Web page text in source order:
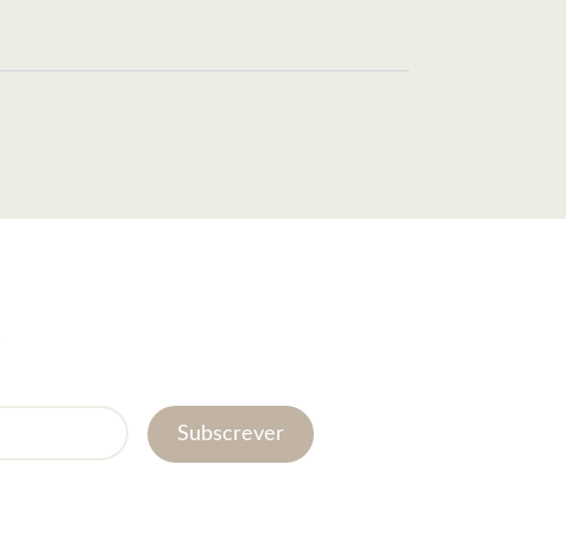
Subscrever